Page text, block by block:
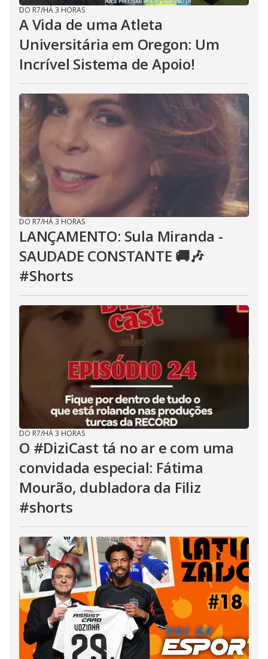
DO R7/HÁ 3 HORAS
A Vida de uma Atleta
Universitária em Oregon: Um
Incrível Sistema de Apoio!
DO R7/HÁ 3 HORAS
LANÇAMENTO: Sula Miranda -
SAUDADE CONSTANTE 🚚🎶
#Shorts
DO R7/HÁ 3 HORAS
O #DiziCast tá no ar e com uma
convidada especial: Fátima
Mourão, dubladora da Filiz
#shorts